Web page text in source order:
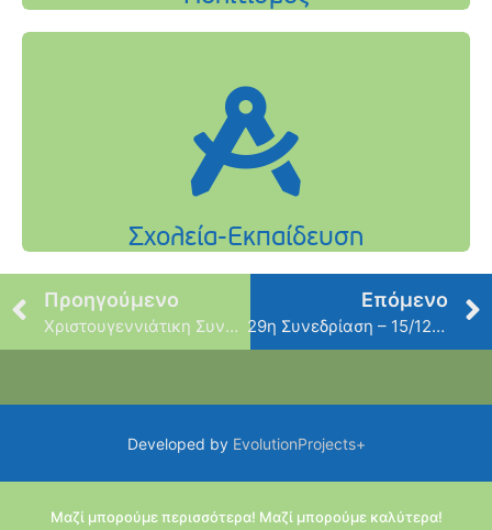
Προηγούμενο
Χριστουγεννιάτικη Συναυλία του Δημοτικού Ωδείου Φιλοθέης στον Ι.Ν Αγίας Σοφίας – Τετάρτη 20 Δεκεμβρίου
Επόμενο
29η Συνεδρίαση – 15/12/2023
Developed by EvolutionProjects+
Μαζί μπορούμε περισσότερα! Μαζί μπορούμε καλύτερα!